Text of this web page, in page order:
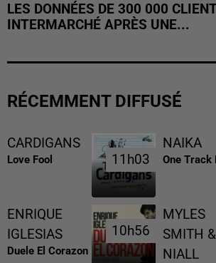
LES DONNÉES DE 300 000
INTERMARCHÉ APRÈS UNE...
RÉCEMMENT DIFFUSÉ
CARDIGANS
Love Fool 11h03
11h03
NAIKA
One Track
ENRIQUE
IGLESIAS
Duele El Corazon
10h56
10h56
MYLES
SMITH &
NIALL